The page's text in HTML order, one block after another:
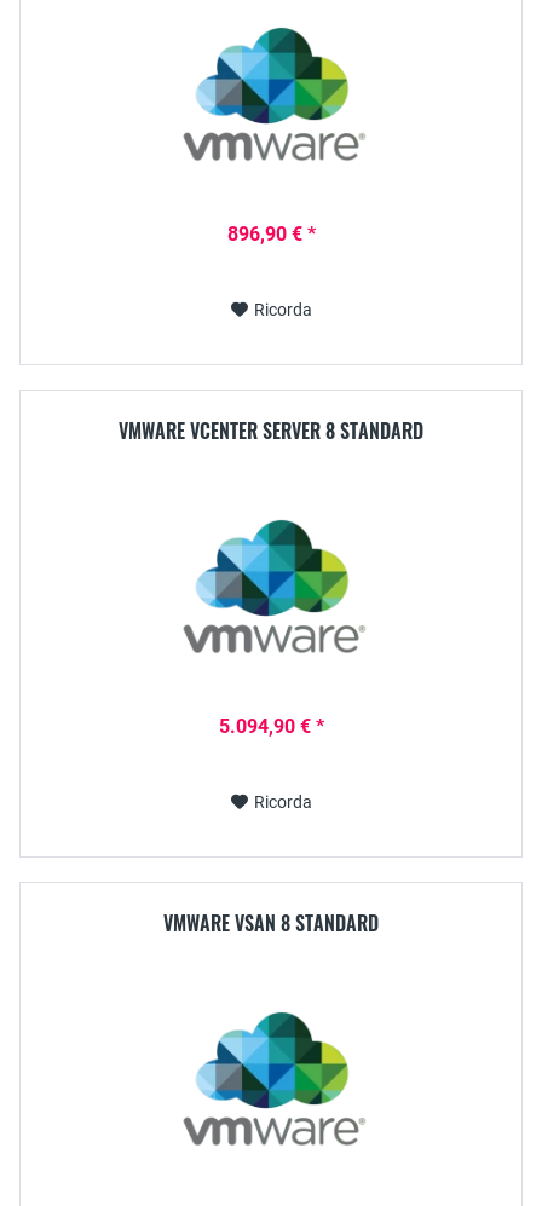
896,90 € *
Ricorda
VMWARE VCENTER SERVER 8 STANDARD
5.094,90 € *
Ricorda
VMWARE VSAN 8 STANDARD